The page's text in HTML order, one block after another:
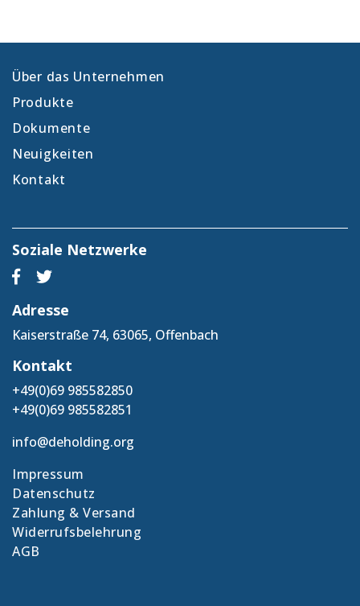
Über das Unternehmen
Produkte
Dokumente
Neuigkeiten
Kontakt
Soziale Netzwerke
Adresse
Kaiserstraße 74, 63065, Offenbach
Kontakt
+49(0)69 985582850
+49(0)69 985582851
info@deholding.org
Impressum
Datenschutz
Zahlung & Versand
Widerrufsbelehrung
AGB